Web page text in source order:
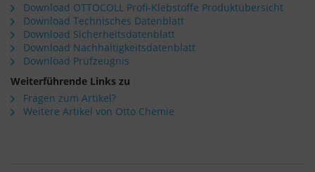
Download OTTOCOLL Profi-Klebstoffe Produktübersicht
Download Technisches Datenblatt
Download Sicherheitsdatenblatt
Download Nachhaltigkeitsdatenblatt
Download Prüfzeugnis
Weiterführende Links zu
Fragen zum Artikel?
Weitere Artikel von Otto Chemie